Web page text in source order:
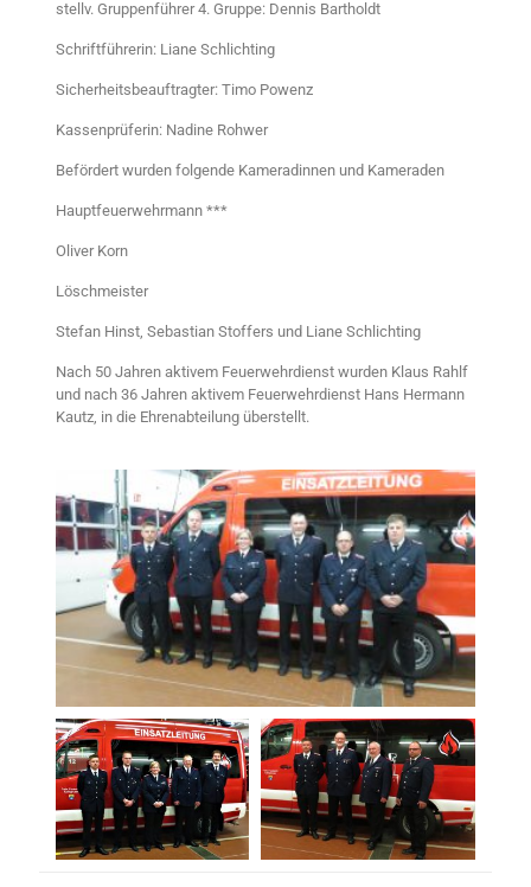
stellv. Gruppenführer 4. Gruppe: Dennis Bartholdt
Schriftführerin: Liane Schlichting
Sicherheitsbeauftragter: Timo Powenz
Kassenprüferin: Nadine Rohwer
Befördert wurden folgende Kameradinnen und Kameraden
Hauptfeuerwehrmann ***
Oliver Korn
Löschmeister
Stefan Hinst, Sebastian Stoffers und Liane Schlichting
Nach 50 Jahren aktivem Feuerwehrdienst wurden Klaus Rahlf
und nach 36 Jahren aktivem Feuerwehrdienst Hans Hermann
Kautz, in die Ehrenabteilung überstellt.